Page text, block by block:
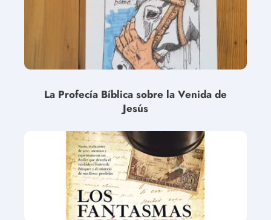
La Profecía Bíblica sobre la Venida de
Jesús